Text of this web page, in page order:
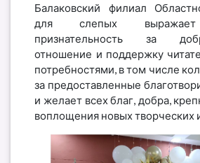
Балаковский филиал
для слепых выражает
признательность за
отношение и поддержку
потребностями, в том числе
за предоставленные
и желает всех благ, добра,
воплощения новых творческих